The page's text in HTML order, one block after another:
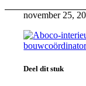
november 25,
Deel dit stuk